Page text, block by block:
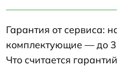
Гарантия от сервиса:
комплектующие — до 3
Что считается